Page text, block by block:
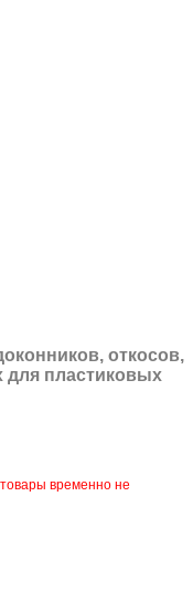
откосов,
пластиковых
временно не